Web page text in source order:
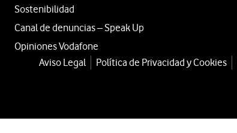
Sostenibilidad
Canal de denuncias – Speak Up
Opiniones Vodafone
Aviso Legal Política de Privacidad y Cookies